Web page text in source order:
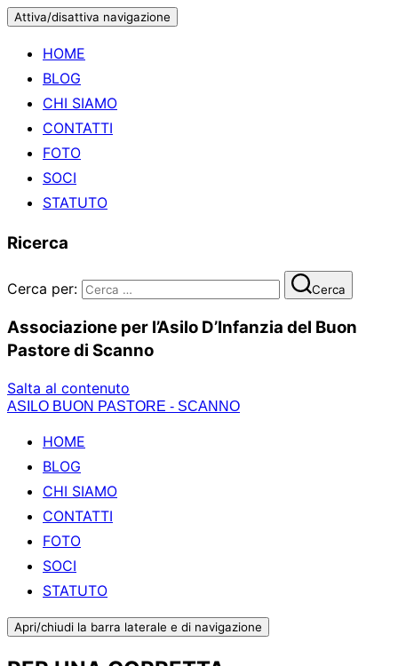
Attiva/disattiva navigazione
HOME
BLOG
CHI SIAMO
CONTATTI
FOTO
SOCI
STATUTO
Ricerca
Cerca per: Cerca
Associazione per l’Asilo D’Infanzia del Buon
Pastore di Scanno
Salta al contenuto
ASILO BUON PASTORE - SCANNO
HOME
BLOG
CHI SIAMO
CONTATTI
FOTO
SOCI
STATUTO
Apri/chiudi la barra laterale e di navigazione